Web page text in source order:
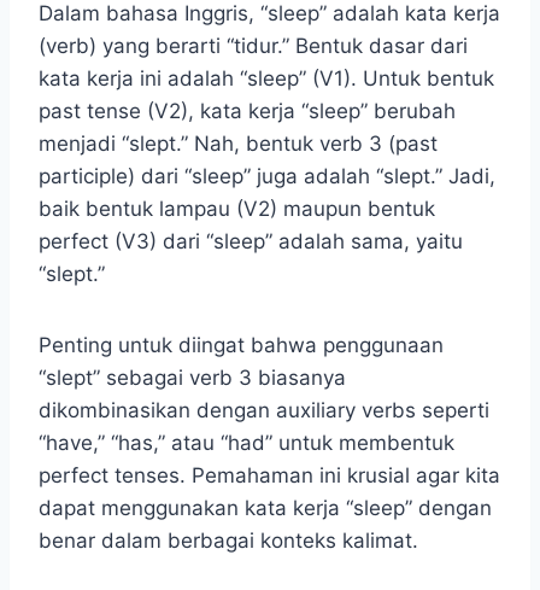
Dalam bahasa Inggris, “sleep” adalah kata kerja
(verb) yang berarti “tidur.” Bentuk dasar dari
kata kerja ini adalah “sleep” (V1). Untuk bentuk
past tense (V2), kata kerja “sleep” berubah
menjadi “slept.” Nah, bentuk verb 3 (past
participle) dari “sleep” juga adalah “slept.” Jadi,
baik bentuk lampau (V2) maupun bentuk
perfect (V3) dari “sleep” adalah sama, yaitu
“slept.”
Penting untuk diingat bahwa penggunaan
“slept” sebagai verb 3 biasanya
dikombinasikan dengan auxiliary verbs seperti
“have,” “has,” atau “had” untuk membentuk
perfect tenses. Pemahaman ini krusial agar kita
dapat menggunakan kata kerja “sleep” dengan
benar dalam berbagai konteks kalimat.